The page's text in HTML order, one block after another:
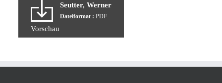
Seutter, Werner
Dateiformat : PDF
Vorschau